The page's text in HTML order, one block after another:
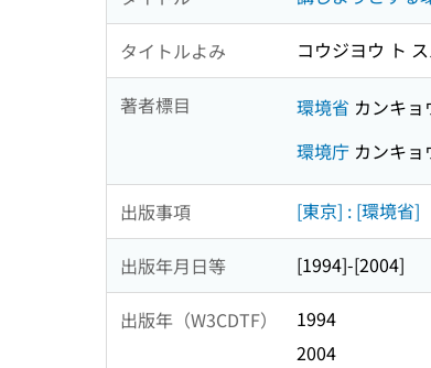
タイトルよみ コウジヨウ ト
著者標目 環境省 カンキョ
環境庁 カンキョ
出版事項 [東京] : [環境省]
出版年月日等 [1994]-[2004]
出版年（W3CDTF）
1994
2004